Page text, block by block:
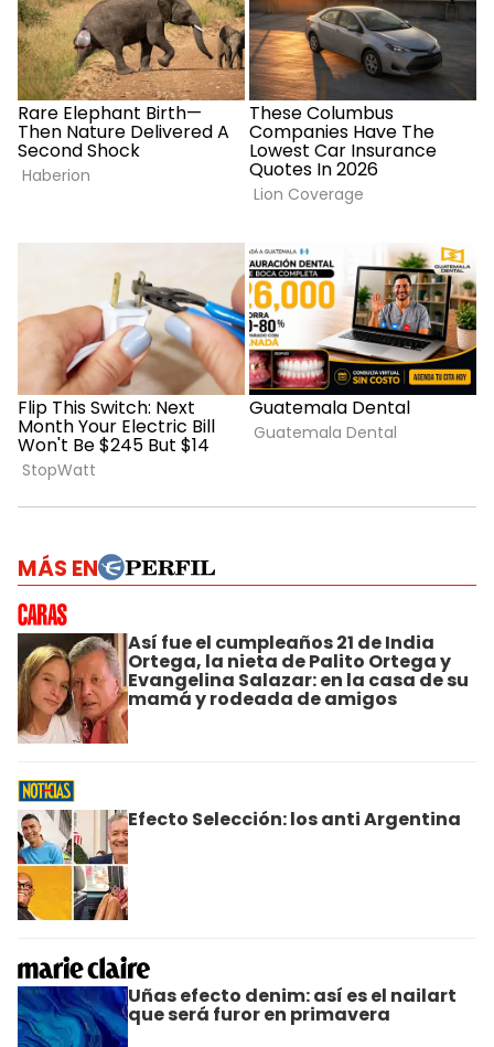
MÁS EN
Así fue el cumpleaños 21 de India
Ortega, la nieta de Palito Ortega y
Evangelina Salazar: en la casa de su
mamá y rodeada de amigos
Efecto Selección: los anti Argentina
Uñas efecto denim: así es el nailart
que será furor en primavera